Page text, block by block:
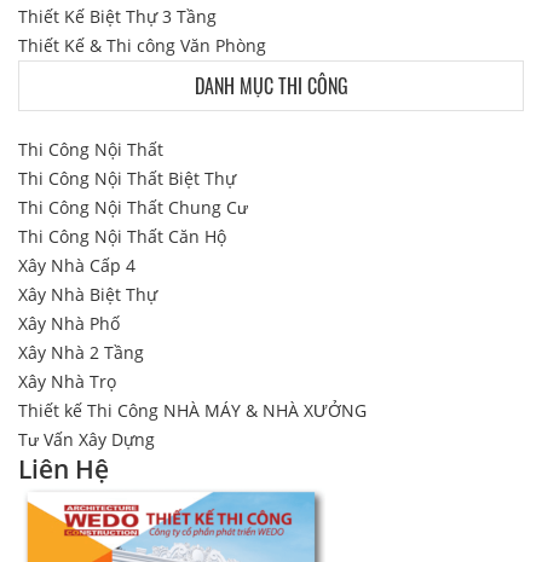
Thiết Kế Biệt Thự 3 Tầng
Thiết Kế & Thi công Văn Phòng
DANH MỤC THI CÔNG
Thi Công Nội Thất
Thi Công Nội Thất Biệt Thự
Thi Công Nội Thất Chung Cư
Thi Công Nội Thất Căn Hộ
Xây Nhà Cấp 4
Xây Nhà Biệt Thự
Xây Nhà Phố
Xây Nhà 2 Tầng
Xây Nhà Trọ
Thiết kế Thi Công NHÀ MÁY & NHÀ XƯỞNG
Tư Vấn Xây Dựng
Liên Hệ